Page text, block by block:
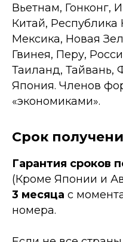
Вьетнам, Гонконг,
Китай,
Мексика, Новая
Гвинея, Перу,
Таиланд,
Япония. Членов
«экономиками».
Срок
Гарантия сроков
(Кроме Японии и
3 месяца с
номера.